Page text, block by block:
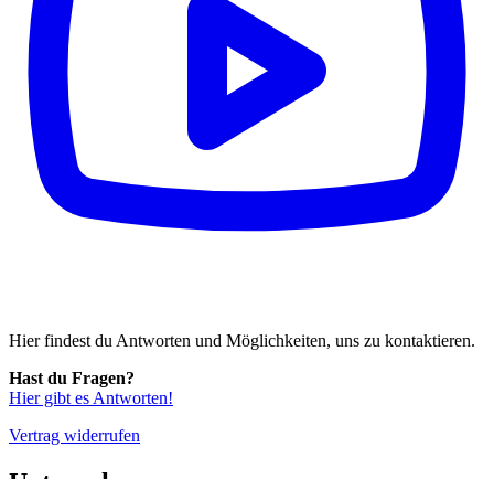
Hier findest du Antworten und Möglichkeiten, uns zu kontaktieren.
Hast du Fragen?
Hier gibt es Antworten!
Vertrag widerrufen